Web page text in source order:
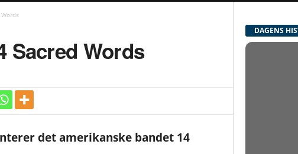
Sacred Words
det amerikanske bandet 14
DAGENS